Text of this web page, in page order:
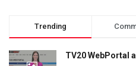
Trending
TV20 WebPortal